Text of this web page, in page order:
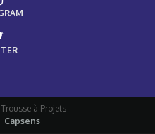
à Projets
Capsens